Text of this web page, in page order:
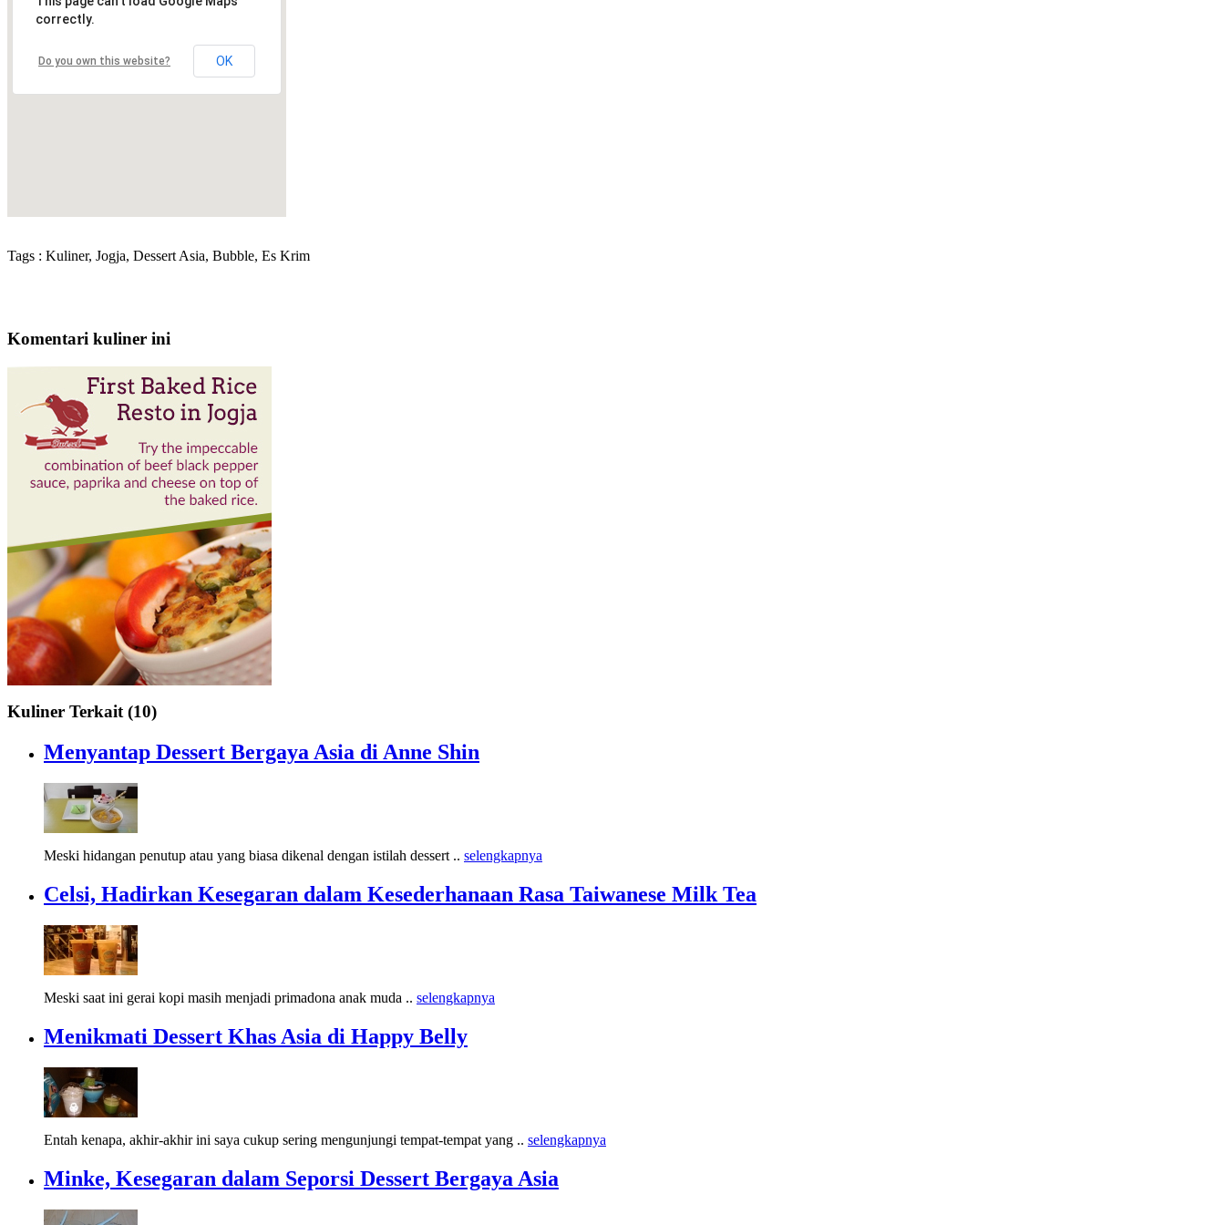
correctly.
Do you own this website? OK
Tags : Kuliner, Jogja, Dessert Asia, Bubble, Es Krim
Komentari kuliner ini
Kuliner Terkait (10)
Menyantap Dessert Bergaya Asia di Anne Shin
Meski hidangan penutup atau yang biasa dikenal dengan istilah dessert .. selengkapnya
Celsi, Hadirkan Kesegaran dalam Kesederhanaan Rasa Taiwanese Milk Tea
Meski saat ini gerai kopi masih menjadi primadona anak muda .. selengkapnya
Menikmati Dessert Khas Asia di Happy Belly
Entah kenapa, akhir-akhir ini saya cukup sering mengunjungi tempat-tempat yang .. selengkapnya
Minke, Kesegaran dalam Seporsi Dessert Bergaya Asia